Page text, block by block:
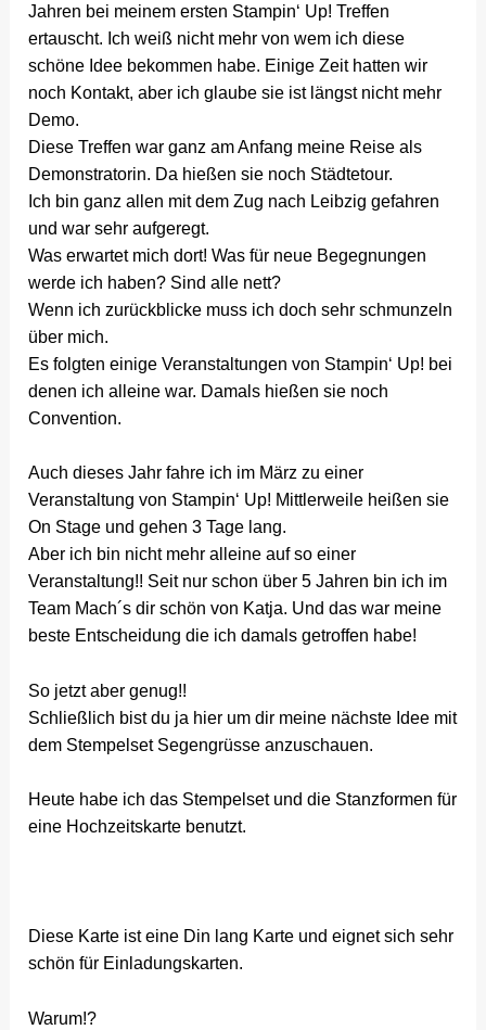
Jahren bei meinem ersten Stampin‘ Up! Treffen
ertauscht. Ich weiß nicht mehr von wem ich diese
schöne Idee bekommen habe. Einige Zeit hatten wir
noch Kontakt, aber ich glaube sie ist längst nicht mehr
Demo.
Diese Treffen war ganz am Anfang meine Reise als
Demonstratorin. Da hießen sie noch Städtetour.
Ich bin ganz allen mit dem Zug nach Leibzig gefahren
und war sehr aufgeregt.
Was erwartet mich dort! Was für neue Begegnungen
werde ich haben? Sind alle nett?
Wenn ich zurückblicke muss ich doch sehr schmunzeln
über mich.
Es folgten einige Veranstaltungen von Stampin‘ Up! bei
denen ich alleine war. Damals hießen sie noch
Convention.
Auch dieses Jahr fahre ich im März zu einer
Veranstaltung von Stampin‘ Up! Mittlerweile heißen sie
On Stage und gehen 3 Tage lang.
Aber ich bin nicht mehr alleine auf so einer
Veranstaltung!! Seit nur schon über 5 Jahren bin ich im
Team Mach´s dir schön von Katja. Und das war meine
beste Entscheidung die ich damals getroffen habe!
So jetzt aber genug!!
Schließlich bist du ja hier um dir meine nächste Idee mit
dem Stempelset Segengrüsse anzuschauen.
Heute habe ich das Stempelset und die Stanzformen für
eine Hochzeitskarte benutzt.
Diese Karte ist eine Din lang Karte und eignet sich sehr
schön für Einladungskarten.
Warum!?